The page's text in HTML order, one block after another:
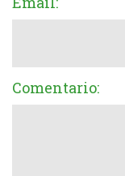
Comentario: